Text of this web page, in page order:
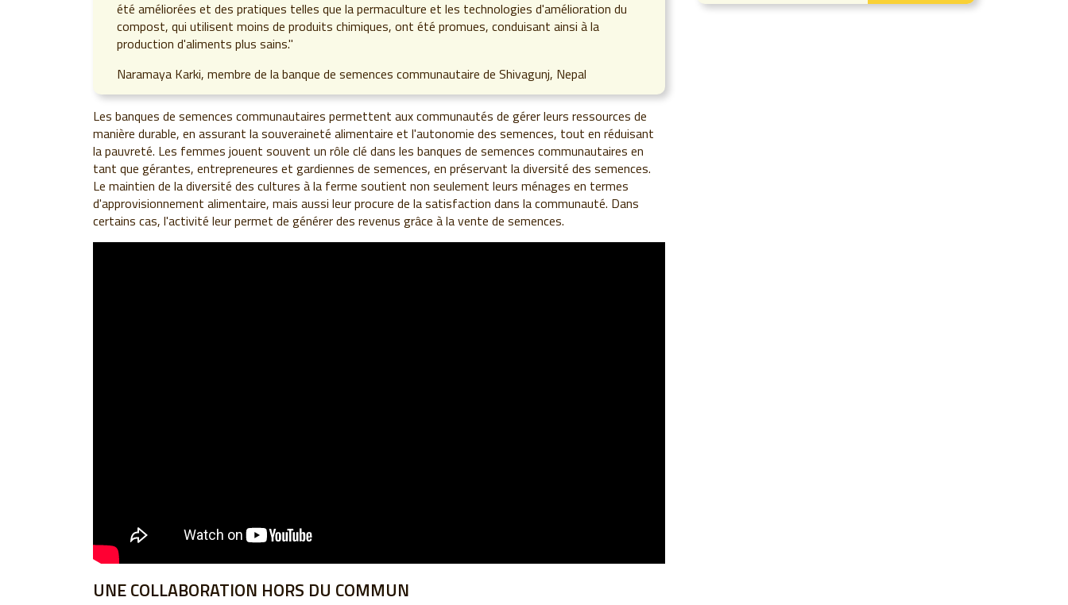
été améliorées et des pratiques telles que la permaculture et les technologies d'amélioration du
compost, qui utilisent moins de produits chimiques, ont été promues, conduisant ainsi à la
production d'aliments plus sains."
Naramaya Karki, membre de la banque de semences communautaire de Shivagunj, Nepal
Les banques de semences communautaires permettent aux communautés de gérer leurs ressources de
manière durable, en assurant la souveraineté alimentaire et l'autonomie des semences, tout en réduisant
la pauvreté. Les femmes jouent souvent un rôle clé dans les banques de semences communautaires en
tant que gérantes, entrepreneures et gardiennes de semences, en préservant la diversité des semences.
Le maintien de la diversité des cultures à la ferme soutient non seulement leurs ménages en termes
d'approvisionnement alimentaire, mais aussi leur procure de la satisfaction dans la communauté. Dans
certains cas, l'activité leur permet de générer des revenus grâce à la vente de semences.
UNE COLLABORATION HORS DU COMMUN